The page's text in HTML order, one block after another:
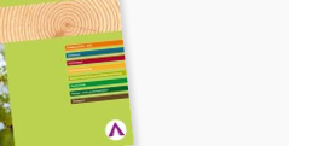
Marke
Bahco
Modellbezeichnung
PG-12F